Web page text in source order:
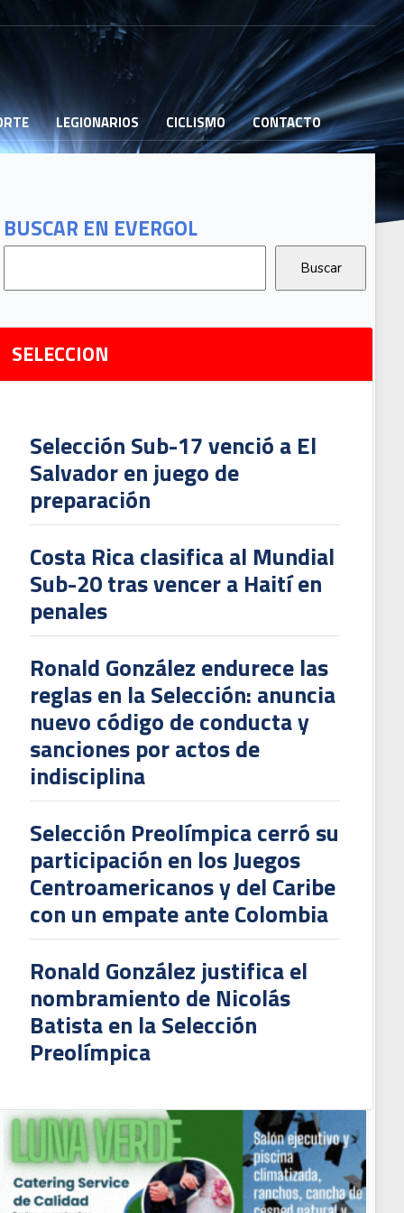
LEGIONARIOS CICLISMO CONTACTO
BUSCAR EN EVERGOL
SELECCION
Selección Sub-17 venció a El
Salvador en juego de
preparación
Costa Rica clasifica al Mundial
Sub-20 tras vencer a Haití en
penales
Ronald González endurece las
reglas en la Selección: anuncia
nuevo código de conducta y
sanciones por actos de
indisciplina
Selección Preolímpica cerró su
participación en los Juegos
Centroamericanos y del Caribe
con un empate ante Colombia
Ronald González justifica el
nombramiento de Nicolás
Batista en la Selección
Preolímpica